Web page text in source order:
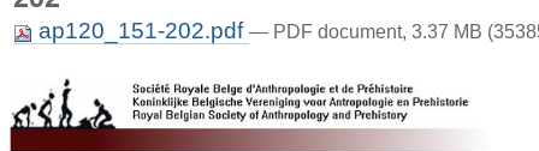
ap120_151-202.pdf — PDF document, 3.37 MB